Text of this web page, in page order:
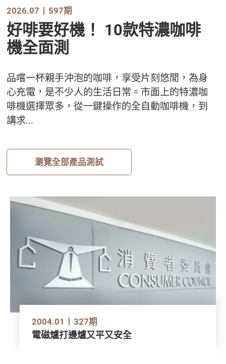
2026.07 597期
好啡要好機！ 10款特濃咖啡
機全面測
品嚐一杯親手沖泡的咖啡，享受片刻悠閒，為身
心充電，是不少人的生活日常。市面上的特濃咖
啡機選擇眾多，從一鍵操作的全自動咖啡機，到
講求...
瀏覽全部產品測試
2004.01 327期
電磁爐打邊爐又平又安全